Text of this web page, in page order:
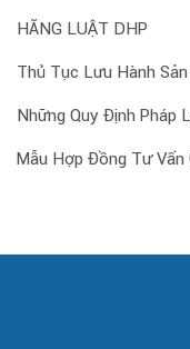
HÃNG LUẬT DHP
Thủ Tục Lưu Hành
Những Quy Định Pháp
Mẫu Hợp Đồng Tư